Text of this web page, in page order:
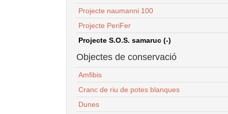
Projecte naumanni 100
Projecte PeriFer
Projecte S.O.S. samaruc (-)
Objectes de conservació
Amfibis
Cranc de riu de potes blanques
Dunes